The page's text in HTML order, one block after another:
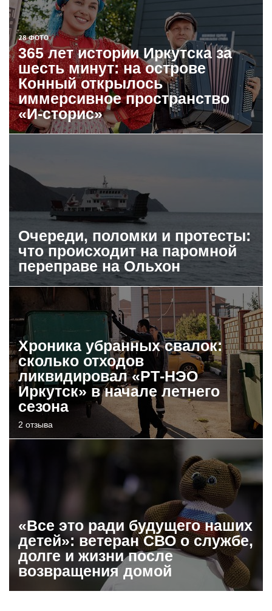
28 ФОТО
365 лет истории Иркутска за
шесть минут: на острове
Конный открылось
иммерсивное пространство
«И-сторис»
Очереди, поломки и протесты:
что происходит на паромной
переправе на Ольхон
Хроника убранных свалок:
сколько отходов
ликвидировал «РТ-НЭО
Иркутск» в начале летнего
сезона
2 отзыва
«Все это ради будущего наших
детей»: ветеран СВО о службе,
долге и жизни после
возвращения домой